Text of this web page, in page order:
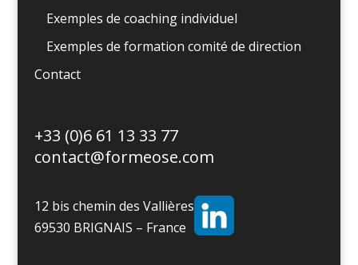
Exemples de coaching individuel
Exemples de formation comité de direction
Contact
+33 (0)6 61 13 33 77
contact@formeose.com
12 bis chemin des Vallières
69530 BRIGNAIS – France